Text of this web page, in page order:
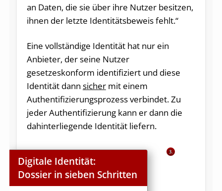
an Daten, die sie über ihre Nutzer besitzen,
ihnen der letzte Identitätsbeweis fehlt.“
Eine vollständige Identität hat nur ein
Anbieter, der seine Nutzer
gesetzeskonform identifiziert und diese
Identität dann sichermit einem
Authentifizierungsprozess verbindet. Zu
jeder Authentifizierung kann er dann die
dahinterliegende Identität liefern.
Digitale Identität:
Dossier in sieben Schritten
3.